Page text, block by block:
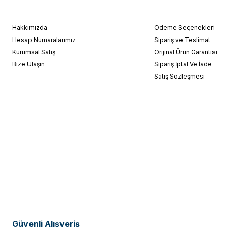
Hakkımızda
Hesap Numaralarımız
Kurumsal Satış
Bize Ulaşın
Ödeme Seçenekleri
Sipariş ve Teslimat
Orijinal Ürün Garantisi
Sipariş İptal Ve İade
Satış Sözleşmesi
Güvenli Alışveriş